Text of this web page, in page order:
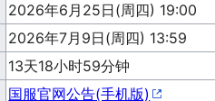
2026年6月25日(周四) 19:00
2026年7月9日(周四) 13:59
13天18小时59分钟
国服官网公告(手机版)